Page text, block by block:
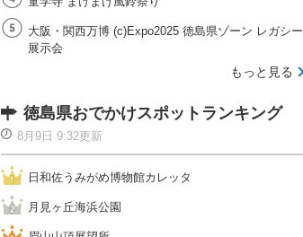
大阪・関西万博 (c)Expo2025 徳島県ゾーン レガシー
展示会
もっと見る
徳島県おでかけスポットランキング
8月9日 9:32更新
日和佐うみがめ博物館カレッタ
月見ヶ丘海浜公園